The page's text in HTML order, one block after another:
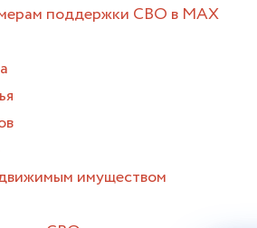
мерам поддержки СВО в МАХ
имуществом